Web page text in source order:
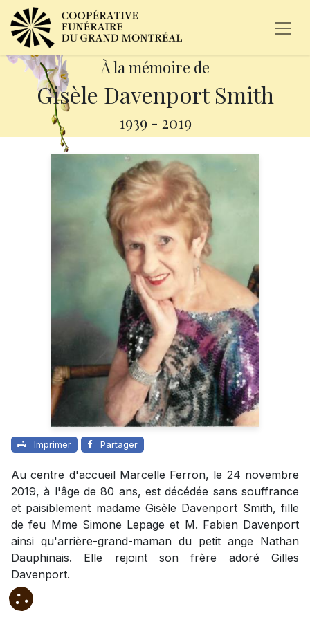
À la mémoire de
Gisèle Davenport Smith
1939 - 2019
Imprimer Partager
Au centre d'accueil Marcelle Ferron, le 24 novembre
2019, à l'âge de 80 ans, est décédée sans souffrance
et paisiblement madame Gisèle Davenport Smith, fille
de feu Mme Simone Lepage et M. Fabien Davenport
ainsi qu'arrière-grand-maman du petit ange Nathan
Dauphinais. Elle rejoint son frère adoré Gilles
Davenport.